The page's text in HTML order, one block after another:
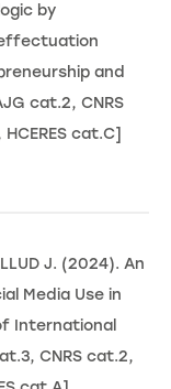
by
and
cat.2, CNRS
cat.C]
J. (2024). An
Media Use in
International
CNRS cat.2,